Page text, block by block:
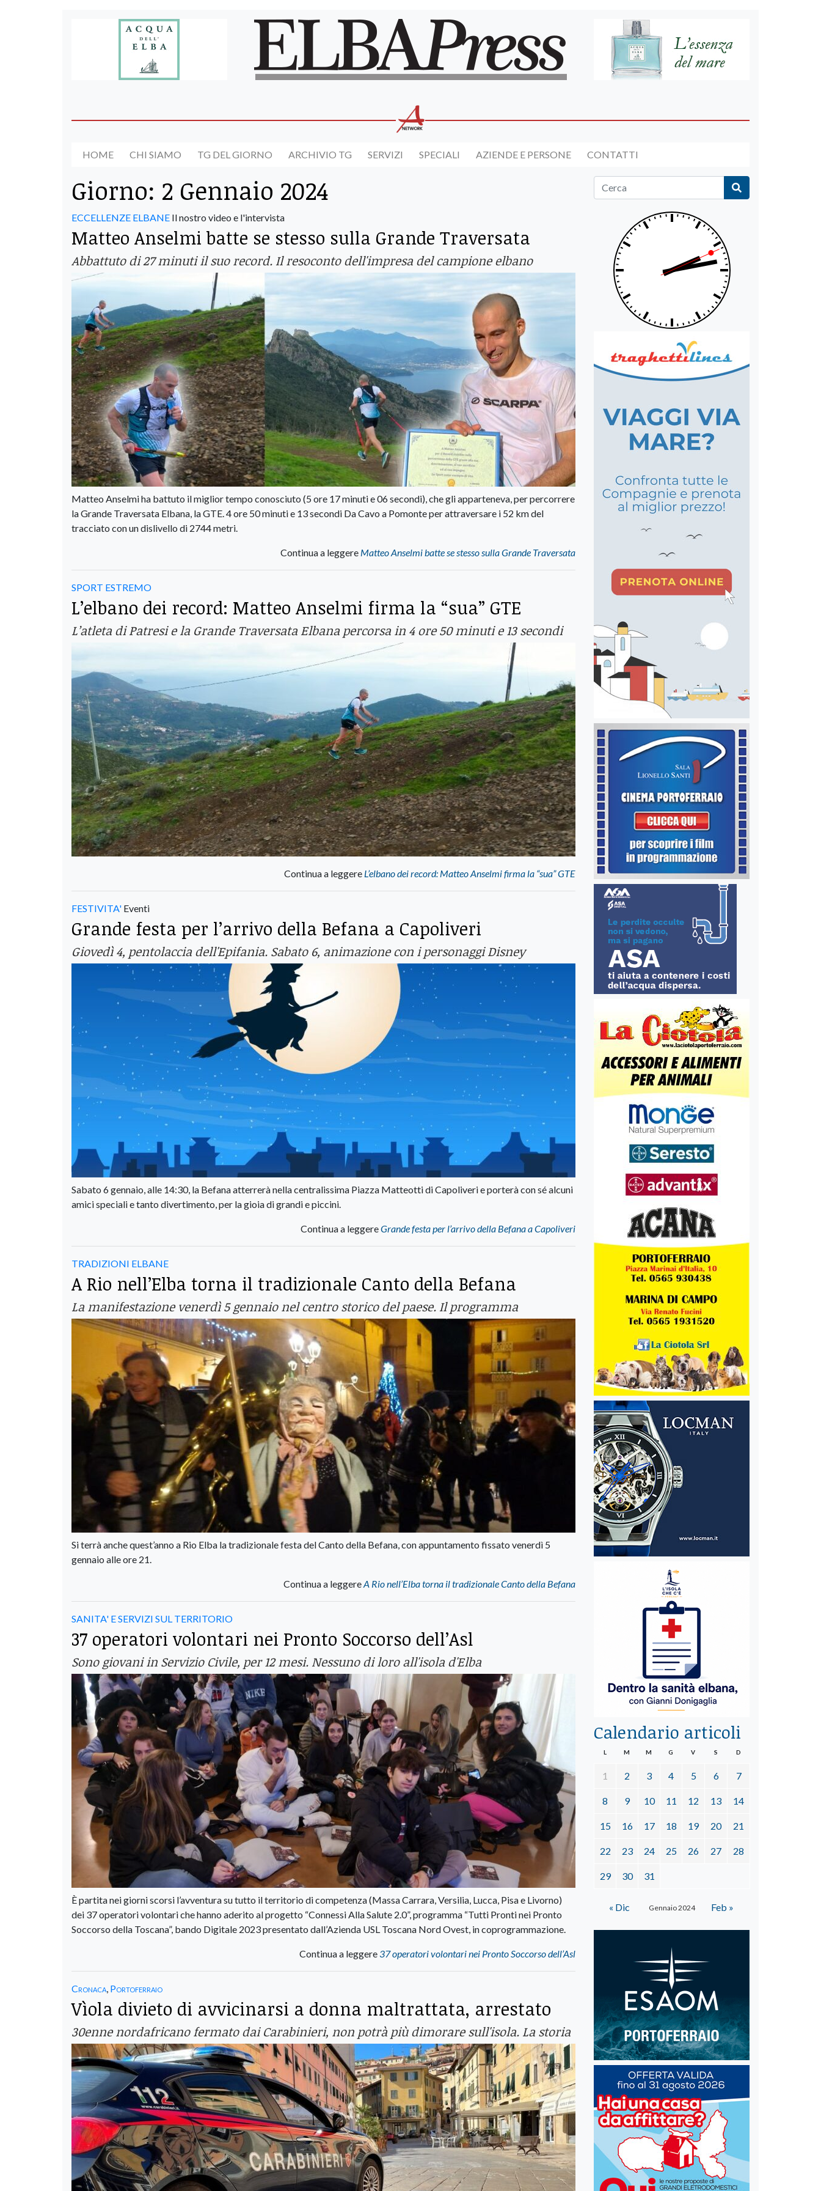
HOME CHI SIAMO TG DEL GIORNO ARCHIVIO TG SERVIZI SPECIALI AZIENDE E PERSONE CONTATTI
Giorno: 2 Gennaio 2024
ECCELLENZE ELBANE Il nostro video e l'intervista
Matteo Anselmi batte se stesso sulla Grande Traversata
Abbattuto di 27 minuti il suo record. Il resoconto dell'impresa del campione elbano
Matteo Anselmi ha battuto il miglior tempo conosciuto (5 ore 17 minuti e 06 secondi), che gli apparteneva, per percorrere
la Grande Traversata Elbana, la GTE. 4 ore 50 minuti e 13 secondi Da Cavo a Pomonte per attraversare i 52 km del
tracciato con un dislivello di 2744 metri.
Continua a leggere Matteo Anselmi batte se stesso sulla Grande Traversata
SPORT ESTREMO
L’elbano dei record: Matteo Anselmi firma la “sua” GTE
L’atleta di Patresi e la Grande Traversata Elbana percorsa in 4 ore 50 minuti e 13 secondi
Continua a leggere L’elbano dei record: Matteo Anselmi firma la “sua” GTE
FESTIVITA' Eventi
Grande festa per l’arrivo della Befana a Capoliveri
Giovedì 4, pentolaccia dell'Epifania. Sabato 6, animazione con i personaggi Disney
Sabato 6 gennaio, alle 14:30, la Befana atterrerà nella centralissima Piazza Matteotti di Capoliveri e porterà con sé alcuni
amici speciali e tanto divertimento, per la gioia di grandi e piccini.
Continua a leggereGrande festa per l’arrivo della Befana a Capoliveri
TRADIZIONI ELBANE
A Rio nell’Elba torna il tradizionale Canto della Befana
La manifestazione venerdì 5 gennaio nel centro storico del paese. Il programma
Si terrà anche quest’anno a Rio Elba la tradizionale festa del Canto della Befana, con appuntamento fissato venerdì 5
gennaio alle ore 21.
Continua a leggereA Rio nell’Elba torna il tradizionale Canto della Befana
SANITA' E SERVIZI SUL TERRITORIO
37 operatori volontari nei Pronto Soccorso dell’Asl
Sono giovani in Servizio Civile, per 12 mesi. Nessuno di loro all'isola d'Elba
È partita nei giorni scorsi l’avventura su tutto il territorio di competenza (Massa Carrara, Versilia, Lucca, Pisa e Livorno)
dei 37 operatori volontari che hanno aderito al progetto “Connessi Alla Salute 2.0”, programma “Tutti Pronti nei Pronto
Soccorso della Toscana”, bando Digitale 2023 presentato dall’Azienda USL Toscana Nord Ovest, in coprogrammazione.
Continua a leggere37 operatori volontari nei Pronto Soccorso dell’Asl
Cronaca Portoferraio
Vìola divieto di avvicinarsi a donna maltrattata, arrestato
30enne nordafricano fermato dai Carabinieri, non potrà più dimorare sull'isola. La storia
Calendario articoli
Gennaio 2024
L M M G V S D
1 2 3 4 5 6 7
8 9 10 11 12 13 14
15 16 17 18 19 20 21
22 23 24 25 26 27 28
29 30 31
« Dic Feb »